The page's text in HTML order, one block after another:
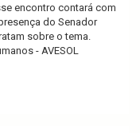
encontro contará com
do Senador
sobre o tema.
- AVESOL